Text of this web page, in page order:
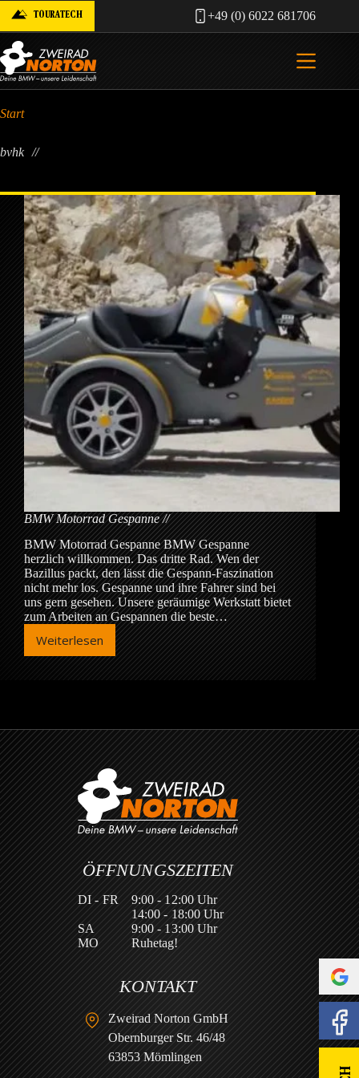
Inhalt
springen
TOURATECH +49 (0) 6022 681706
Start
bvhk
BMW Motorrad Gespanne
BMW Motorrad Gespanne BMW Gespanne
herzlich willkommen. Das dritte Rad. Wen der
Bazillus packt, den lässt die Gespann-Faszination
nicht mehr los. Gespanne und ihre Fahrer sind bei
uns gern gesehen. Unsere geräumige Werkstatt bietet
zum Arbeiten an Gespannen die beste…
Weiterlesen
BMW
Motorrad
Gespanne
ÖFFNUNGSZEITEN
DI - FR
9:00 - 12:00 Uhr
14:00 - 18:00 Uhr
SA
9:00 - 13:00 Uhr
MO
Ruhetag!
KONTAKT
Zweirad Norton GmbH
Obernburger Str. 46/48
63853 Mömlingen